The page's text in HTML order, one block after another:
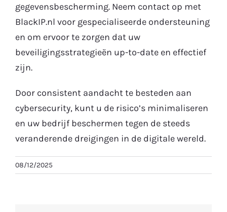
gegevensbescherming. Neem contact op met
BlackIP.nl voor gespecialiseerde ondersteuning
en om ervoor te zorgen dat uw
beveiligingsstrategieën up-to-date en effectief
zijn.
Door consistent aandacht te besteden aan
cybersecurity, kunt u de risico’s minimaliseren
en uw bedrijf beschermen tegen de steeds
veranderende dreigingen in de digitale wereld.
08/12/2025